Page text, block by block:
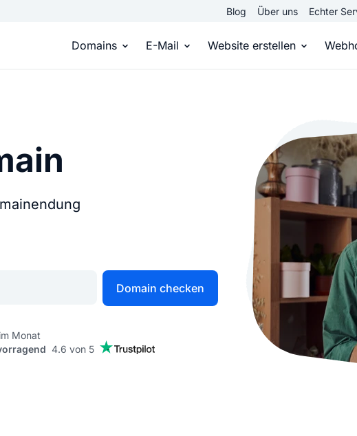
Blog Über uns Echter
Domains
Über 950 Domain-Endungen aus aller Welt
Einfach & schnell beim Domain-Profi
Erstelle schnell gute Domains
E-Mail
E-Mail-Hosting
Zugriff auf E-Mails immer und
Website erstellen
Homepage
Eigene Homepage
Online-Shop
Bringe dein
Website
Unser Website-
Domain checken
Monat
4.6 von 5